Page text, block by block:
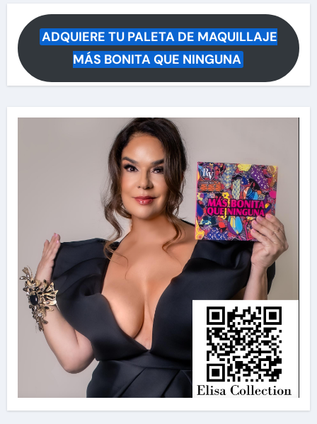
ADQUIERE TU PALETA DE MAQUILLAJE
MÁS BONITA QUE NINGUNA